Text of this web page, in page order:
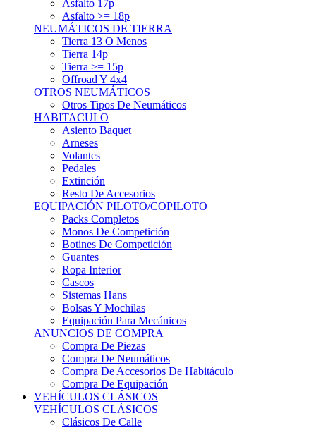
NEUMÁTICOS DE TIERRA
Tierra 13 O Menos
Tierra 14p
Tierra >= 15p
Offroad Y 4x4
OTROS NEUMÁTICOS
Otros Tipos De Neumáticos
HABITACULO
Asiento Baquet
Arneses
Volantes
Pedales
Extinción
Resto De Accesorios
EQUIPACIÓN PILOTO/COPILOTO
Packs Completos
Monos De Competición
Botines De Competición
Guantes
Ropa Interior
Cascos
Sistemas Hans
Bolsas Y Mochilas
Equipación Para Mecánicos
ANUNCIOS DE COMPRA
Compra De Piezas
Compra De Neumáticos
Compra De Accesorios De Habitáculo
Compra De Equipación
VEHÍCULOS CLÁSICOS
VEHÍCULOS CLÁSICOS
Clásicos De Calle
Clásicos De Competición